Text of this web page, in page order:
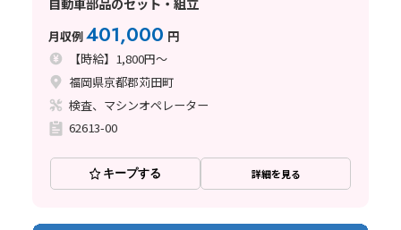
月収例401,000 円
【時給】1,800円～
福岡県京都郡苅田町
検査、マシンオペレーター
62613-00
キープする 詳細を見る